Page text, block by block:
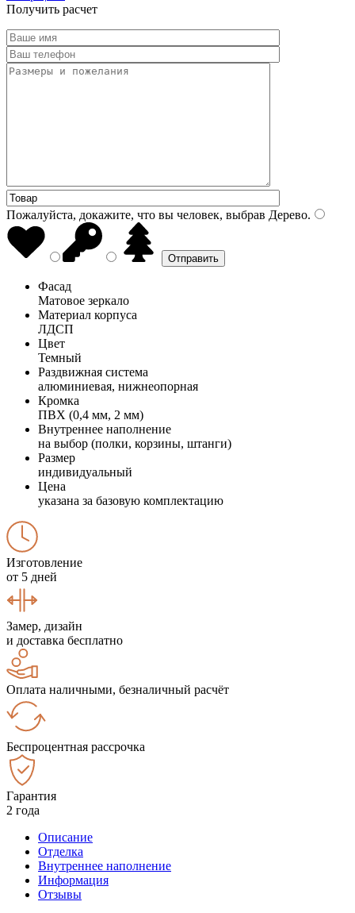
Получить расчет
Пожалуйста, докажите, что вы человек, выбрав Дерево.
Фасад
Матовое зеркало
Материал корпуса
ЛДСП
Цвет
Темный
Раздвижная система
алюминиевая, нижнеопорная
Кромка
ПВХ (0,4 мм, 2 мм)
Внутреннее наполнение
на выбор (полки, корзины, штанги)
Размер
индивидуальный
Цена
указана за базовую комплектацию
Изготовление
от 5 дней
Замер, дизайн
и доставка бесплатно
Оплата наличными, безналичный расчёт
Беспроцентная рассрочка
Гарантия
2 года
Описание
Отделка
Внутреннее наполнение
Информация
Отзывы